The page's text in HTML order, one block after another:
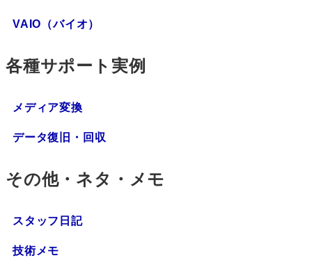
VAIO（バイオ）
各種サポート実例
メディア変換
データ復旧・回収
その他・ネタ・メモ
スタッフ日記
技術メモ